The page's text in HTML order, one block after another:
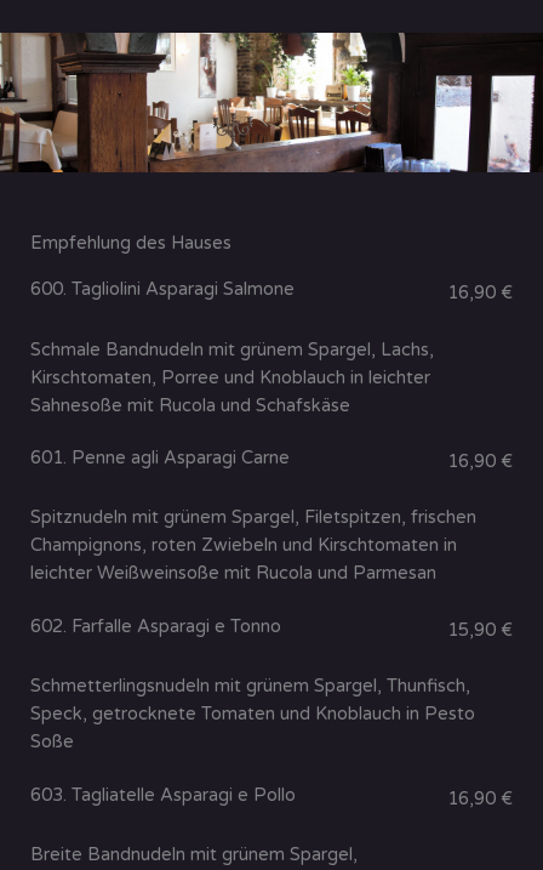
Empfehlung des Hauses
600. Tagliolini Asparagi Salmone 16,90 €
Schmale Bandnudeln mit grünem Spargel, Lachs,
Kirschtomaten, Porree und Knoblauch in leichter
Sahnesoße mit Rucola und Schafskäse
601. Penne agli Asparagi Carne 16,90 €
Spitznudeln mit grünem Spargel, Filetspitzen, frischen
Champignons, roten Zwiebeln und Kirschtomaten in
leichter Weißweinsoße mit Rucola und Parmesan
602. Farfalle Asparagi e Tonno 15,90 €
Schmetterlingsnudeln mit grünem Spargel, Thunfisch,
Speck, getrocknete Tomaten und Knoblauch in Pesto
Soße
603. Tagliatelle Asparagi e Pollo 16,90 €
Breite Bandnudeln mit grünem Spargel,